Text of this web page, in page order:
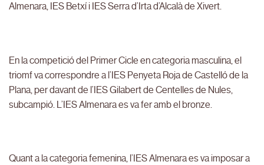
Almenara, IES Betxí i IES Serra d’Irta d’Alcalà de Xivert.
En la competició del Primer Cicle en categoria masculina, el
triomf va correspondre a l’IES Penyeta Roja de Castelló de la
Plana, per davant de l’IES Gilabert de Centelles de Nules,
subcampió. L’IES Almenara es va fer amb el bronze.
Quant a la categoria femenina, l’IES Almenara es va imposar a